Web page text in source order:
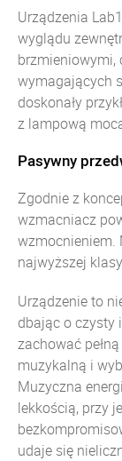
Urządzenia
wyglądu
brzmieniowymi,
wymagających
doskonały
z lampową
Pasywny
Zgodnie z
wzmacniacz
wzmocnieniem.
najwyższej
Urządzenie to
dbając o czysty
zachować
muzykalną i
Muzyczna
lekkością, przy
udaje się